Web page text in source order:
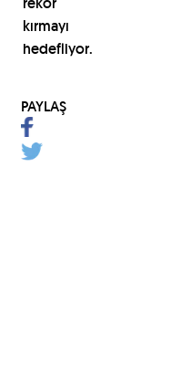
kırmayı
hedefliyor.
PAYLAŞ